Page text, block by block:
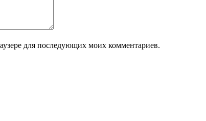
для последующих моих комментариев.